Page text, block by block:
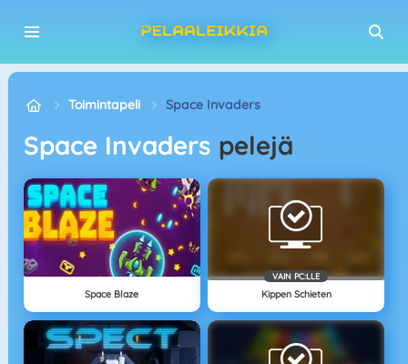
Toimintapeli Space Invaders
Space Invaders pelejä
Space Blaze
VAIN PC:LLE
Kippen Schieten